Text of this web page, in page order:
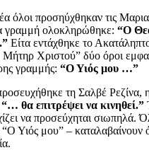
όλοι προσηύχθηκαν τις
γραμμή ολοκληρώθηκε: “Ο
Είτα εντάχθηκε το
Χριστού” δύο όροι
γραμμής: “Ο Υιός μου …”
τη Σαλβέ Ρεζίνα,
“… θα επιτρέψει να κινηθεί.”
να προσεύχηται σιωπηλά.
Υιός μου” – καταλαβαίνουν